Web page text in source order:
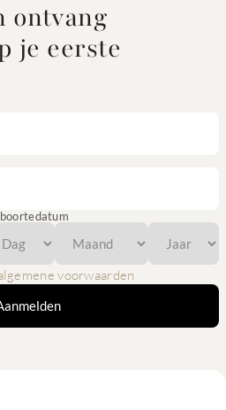
ontvang
je eerste
voorwaarden